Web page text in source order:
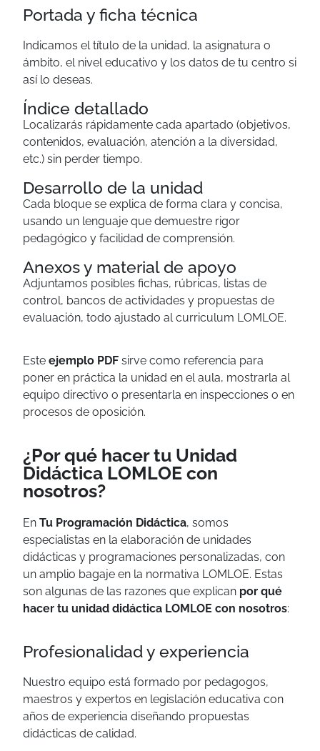
Portada y ficha técnica
Indicamos el título de la unidad, la asignatura o
ámbito, el nivel educativo y los datos de tu centro si
así lo deseas.
Índice detallado
Localizarás rápidamente cada apartado (objetivos,
contenidos, evaluación, atención a la diversidad,
etc.) sin perder tiempo.
Desarrollo de la unidad
Cada bloque se explica de forma clara y concisa,
usando un lenguaje que demuestre rigor
pedagógico y facilidad de comprensión.
Anexos y material de apoyo
Adjuntamos posibles fichas, rúbricas, listas de
control, bancos de actividades y propuestas de
evaluación, todo ajustado al curriculum LOMLOE.
Este ejemplo PDF sirve como referencia para
poner en práctica la unidad en el aula, mostrarla al
equipo directivo o presentarla en inspecciones o en
procesos de oposición.
¿Por qué hacer tu Unidad
Didáctica LOMLOE con
nosotros?
En Tu Programación Didáctica, somos
especialistas en la elaboración de unidades
didácticas y programaciones personalizadas, con
un amplio bagaje en la normativa LOMLOE. Estas
son algunas de las razones que explican por qué
hacer tu unidad didáctica LOMLOE con nosotros:
Profesionalidad y experiencia
Nuestro equipo está formado por pedagogos,
maestros y expertos en legislación educativa con
años de experiencia diseñando propuestas
didácticas de calidad.